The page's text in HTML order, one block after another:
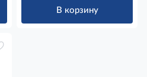
В корзину